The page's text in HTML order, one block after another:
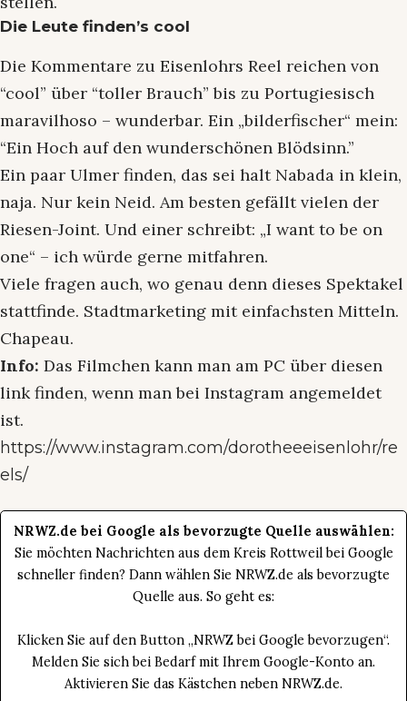
Die Leute finden’s cool
Die Kommentare zu Eisenlohrs Reel reichen von
“cool” über “toller Brauch” bis zu Portugiesisch
maravilhoso – wunderbar. Ein „bilderfischer“ mein:
“Ein Hoch auf den wunderschönen Blödsinn.”
Ein paar Ulmer finden, das sei halt Nabada in klein,
naja. Nur kein Neid. Am besten gefällt vielen der
Riesen-Joint. Und einer schreibt: „I want to be on
one“ – ich würde gerne mitfahren.
Viele fragen auch, wo genau denn dieses Spektakel
stattfinde. Stadtmarketing mit einfachsten Mitteln.
Chapeau.
Info: Das Filmchen kann man am PC über diesen
link finden, wenn man bei Instagram angemeldet
ist.
https://www.instagram.com/dorotheeeisenlohr/re
els/
NRWZ.de bei Google als bevorzugte Quelle auswählen:
Sie möchten Nachrichten aus dem Kreis Rottweil bei Google
schneller finden? Dann wählen Sie NRWZ.de als bevorzugte
Quelle aus. So geht es:
Klicken Sie auf den Button „NRWZ bei Google bevorzugen“.
Melden Sie sich bei Bedarf mit Ihrem Google-Konto an.
Aktivieren Sie das Kästchen neben NRWZ.de.